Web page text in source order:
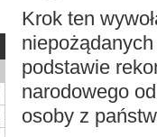
Krok ten
podstawie
narodowego
osoby z